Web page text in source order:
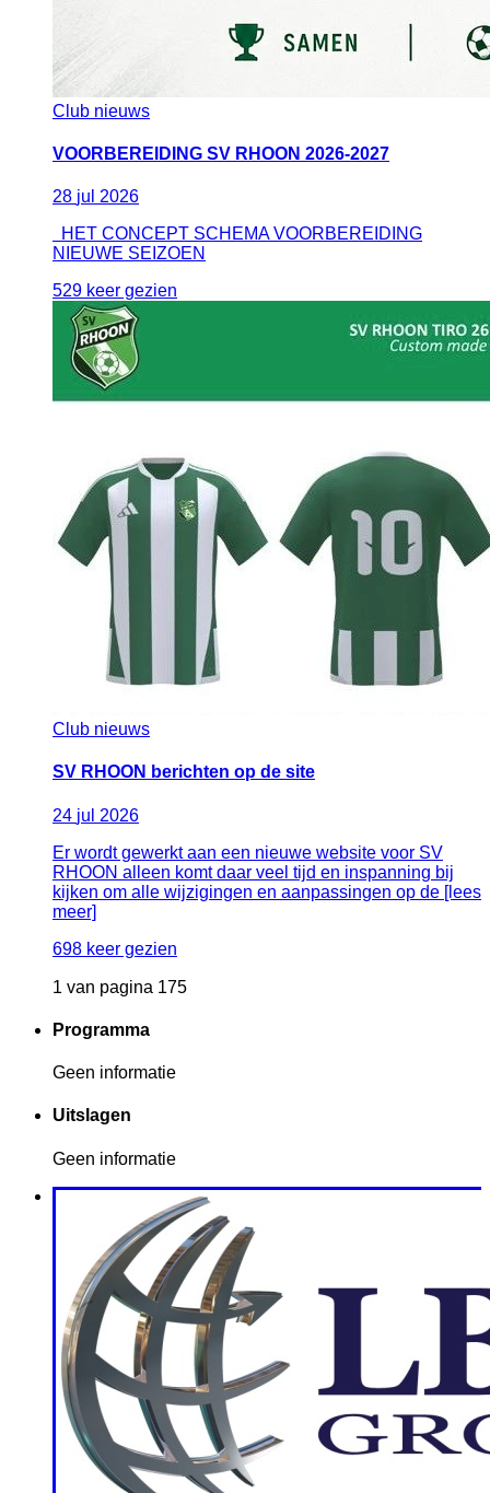
Club nieuws
VOORBEREIDING SV RHOON 2026-2027
28 jul 2026
HET CONCEPT SCHEMA VOORBEREIDING
NIEUWE SEIZOEN
529 keer gezien
Club nieuws
SV RHOON berichten op de site
24 jul 2026
Er wordt gewerkt aan een nieuwe website voor SV
RHOON alleen komt daar veel tijd en inspanning bij
kijken om alle wijzigingen en aanpassingen op de [lees
meer]
698 keer gezien
1 van pagina 175
Programma
Geen informatie
Uitslagen
Geen informatie